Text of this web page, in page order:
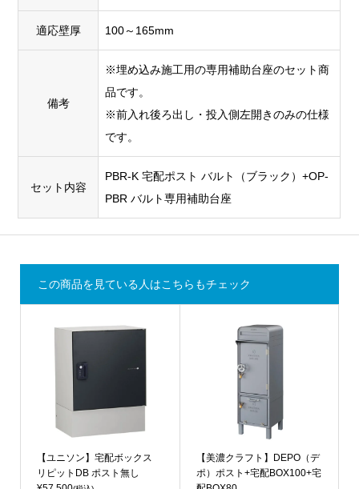
適応壁厚 100～165mm
備考
※埋め込み施工用の専用補助台座のセット商
品です。
※前入れ後ろ出し・投入側左開きのみの仕様
です。
セット内容
PBR-K 宅配ポスト バルト（ブラック）+OP-
PBR バルト専用補助台座
この商品を見ている人はこちらもチェック
【ユニソン】宅配ボックス
リピットDB ポスト無し
【美濃クラフト】DEPO（デ
ポ）ポスト+宅配BOX100+宅